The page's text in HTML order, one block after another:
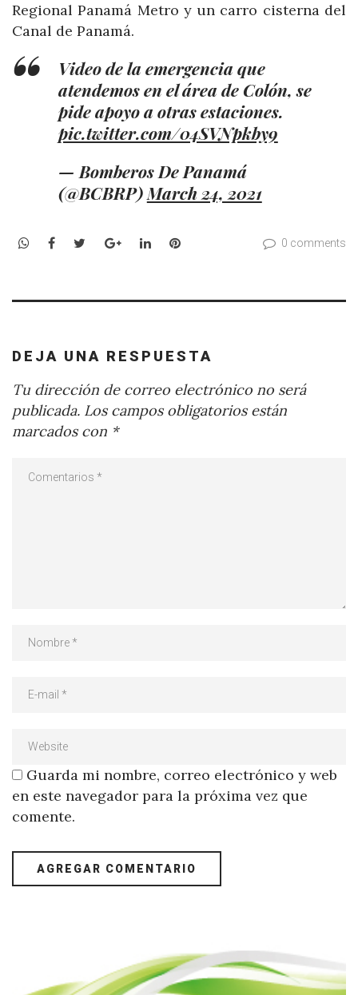
Regional Panamá Metro y un carro cisterna del
Canal de Panamá.
Video de la emergencia que
atendemos en el área de Colón, se
pide apoyo a otras estaciones.
pic.twitter.com/04SVNpkby9
— Bomberos De Panamá
(@BCBRP) March 24, 2021
WhatsApp
Facebook
TwitterGoogle+LinkedInPinterest 0 comments
DEJA UNA RESPUESTA
Tu dirección de correo electrónico no será
publicada. Los campos obligatorios están
marcados con *
Guarda mi nombre, correo electrónico y web
en este navegador para la próxima vez que
comente.